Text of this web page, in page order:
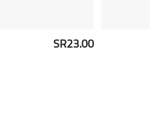
SR23.00